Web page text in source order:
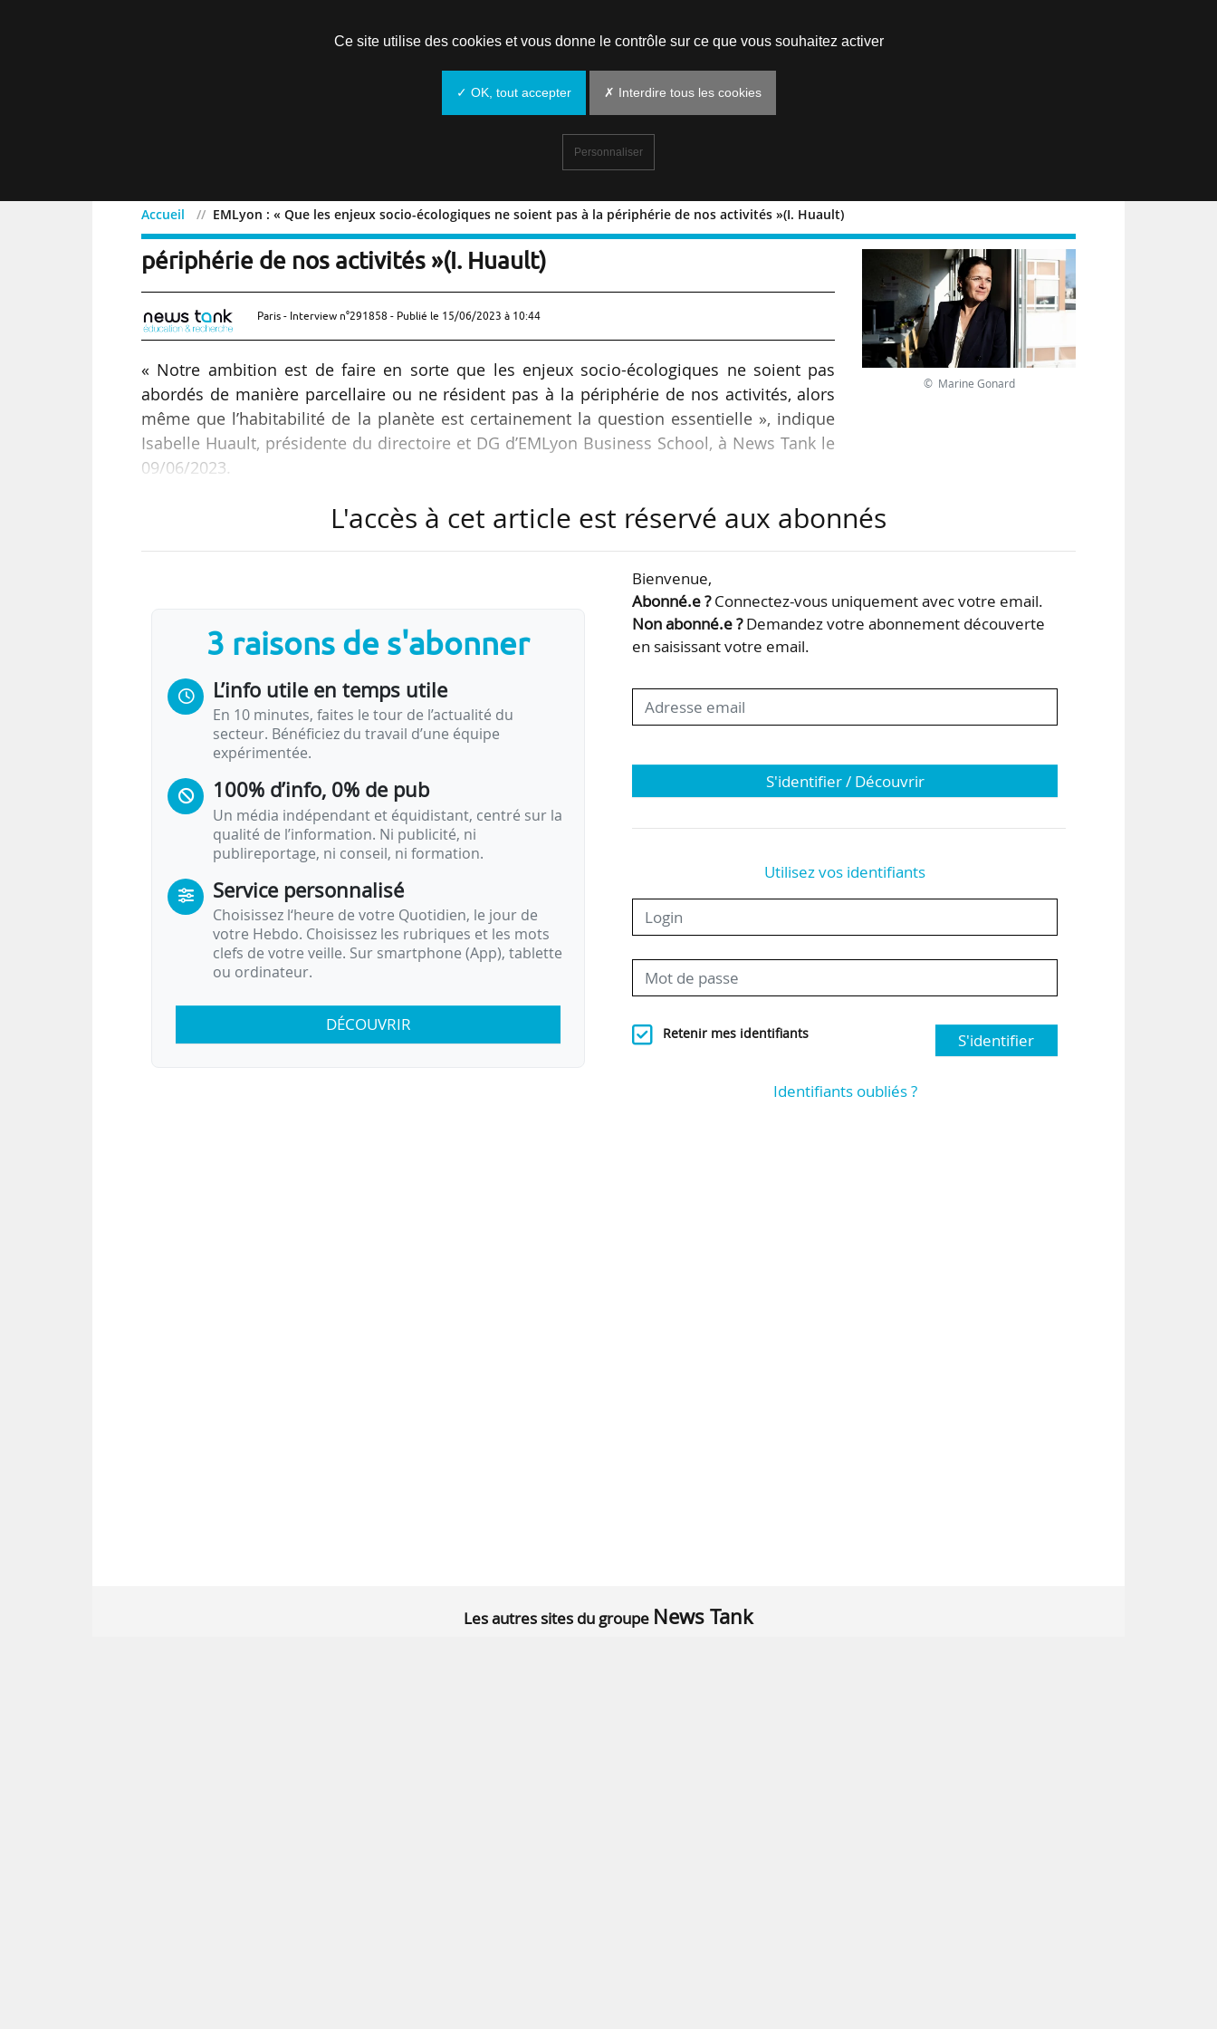
Accueil EMLyon : « Que les enjeux socio-écologiques ne soient pas à la périphérie de nos activités »(I. Huault)
EMLyon : « Que les enjeux socio-écologiques ne soient pas à la
périphérie de nos activités »(I. Huault)
Paris - Interview n°291858 - Publié le 15/06/2023 à 10:44
« Notre ambition est de faire en sorte que les enjeux socio-écologiques ne soient pas
abordés de manière parcellaire ou ne résident pas à la périphérie de nos activités, alors
même que l’habitabilité de la planète est certainement la question essentielle », indique
Isabelle Huault, présidente du directoire et DG d’EMLyon Business School, à News Tank le
09/06/2023.
« L’engagement social et environnemental est un pilier de la stratégie d’EMLyon et de son
L’école revisite ainsi l’ensemble de ses programmes de formation (initiale et continue) à
l’aune des 17 ODD de l’ONU. « Cela implique de profonds changements de nos objectifs
© Marine Gonard
L'accès à cet article est réservé aux abonnés
3 raisons de s'abonner
L’info utile en temps utile
En 10 minutes, faites le tour de l’actualité du
secteur. Bénéficiez du travail d’une équipe
expérimentée.
100% d’info, 0% de pub
Un média indépendant et équidistant, centré sur la
qualité de l’information. Ni publicité, ni
publireportage, ni conseil, ni formation.
Service personnalisé
Choisissez l‘heure de votre Quotidien, le jour de
votre Hebdo. Choisissez les rubriques et les mots
clefs de votre veille. Sur smartphone (App), tablette
ou ordinateur.
DÉCOUVRIR
Bienvenue,
Abonné.e ?Connectez-vous uniquement avec votre email.
Non abonné.e ?Demandez votre abonnement découverte
en saisissant votre email.
S'identifier / Découvrir
Utilisez vos identifiants
Retenir mes identifiants S'identifier
Identifiants oubliés ?
Les autres sites du groupe News Tank
Ce site utilise des cookies et vous donne le contrôle sur ce que vous souhaitez activer
✓ OK, tout accepter ✗ Interdire tous les cookies
Personnaliser